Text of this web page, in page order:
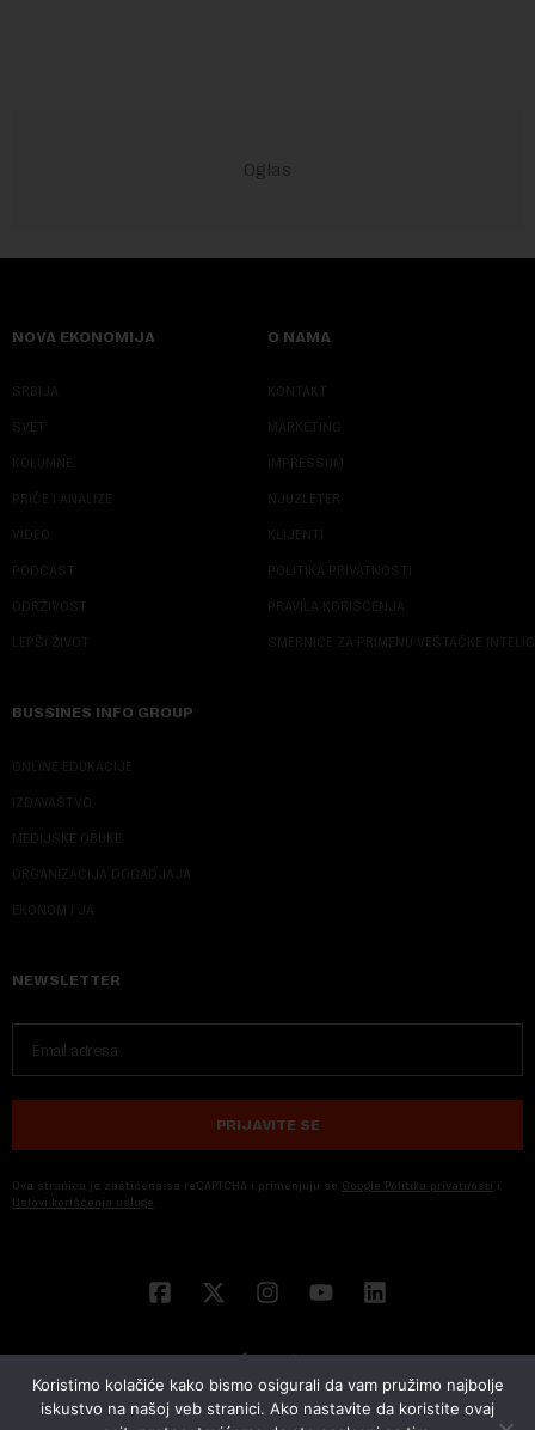
NOVA EKONOMIJA
SRBIJA
SVET
KOLUMNE
PRIČE I ANALIZE
VIDEO
PODCAST
ODRŽIVOST
LEPŠI ŽIVOT
O NAMA
KONTAKT
MARKETING
IMPRESSUM
NJUZLETER
KLIJENTI
POLITIKA PRIVATNOSTI
PRAVILA KORIŠĆENJA
SMERNICE ZA PRIMENU VEŠTAČKE
BUSSINES INFO GROUP
ONLINE EDUKACIJE
IZDAVAŠTVO
MEDIJSKE OBUKE
ORGANIZACIJA DOGADJAJA
EKONOM I JA
NEWSLETTER
PRIJAVITE SE
Ova stranica je zaštićena sa reCAPTCHA i primenjuju se Google Politika privatnosti i
Uslovi korišćenja usluge
Koristimo kolačiće kako bismo osigurali da vam pružimo najbolje
iskustvo na našoj veb stranici. Ako nastavite da koristite ovaj